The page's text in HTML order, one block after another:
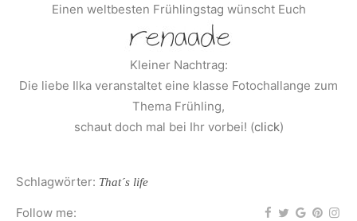
Einen weltbesten Frühlingstag wünscht Euch
Kleiner Nachtrag:
Die liebe Ilka veranstaltet eine klasse Fotochallange zum
Thema Frühling,
schaut doch mal bei Ihr vorbei! (click)
Schlagwörter: That´s life
Follow me: